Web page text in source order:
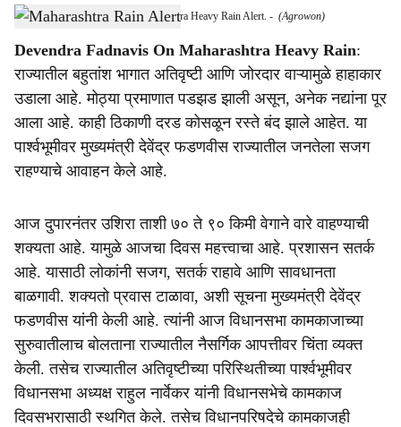
a
r
e
CM Devendra Fadnavis On Maharashtra Heavy Rain Alert. - (Agrowon)
Devendra Fadnavis On Maharashtra Heavy Rain:
राज्यातील बहुतांश भागात अतिवृष्टी आणि जोरदार वाऱ्यामुळे हाहाकार
उडाला आहे. मोठ्या प्रमाणात पडझड झाली असून, अनेक नद्यांना पूर
आला आहे. काही ठिकाणी दरड कोसळून रस्ते बंद झाले आहेत. या
पार्श्वभूमीवर मुख्यमंत्री देवेंद्र फडणवीस राज्यातील जनतेला सजग
राहण्याचे आवाहन केले आहे.
आज दुपारनंतर उशिरा ताशी ७० ते ९० किमी वेगाने वारे वाहण्याची
शक्यता आहे. यामुळे आजचा दिवस महत्त्वाचा आहे. प्रशासन सतर्क
आहे. यासाठी लोकांनी सजग, सतर्क राहावे आणि सावधानता
बाळगावी. शक्यतो प्रवास टाळावा, अशी सूचना मुख्यमंत्री देवेंद्र
फडणवीस यांनी केली आहे. त्यांनी आज विधानसभा कामकाजाच्या
सुरुवातीलाच बोलताना राज्यातील नैसर्गिक आपत्तीवर चिंता व्यक्त
केली. तसेच राज्यातील अतिवृष्टीच्या परिस्थितीच्या पार्श्वभूमीवर
विधानसभा अध्यक्ष राहुल नार्वेकर यांनी विधानसभेचे कामकाज
दिवसभरासाठी स्थगित केले. तसेच विधानपरिषदेचे कामकाजही